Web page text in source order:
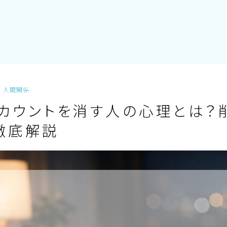
人間関係
ウントを消す人の心理とは？
底解説